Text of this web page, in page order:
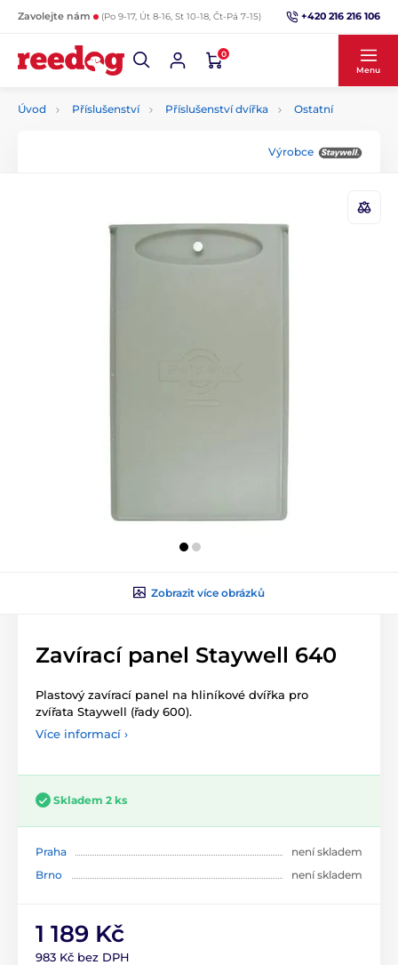
Zavolejte nám (Po 9-17, Út 8-16, St 10-18, Čt-Pá 7-15) +420 216 216 106
0
Menu
Úvod Příslušenství Příslušenství dvířka Ostatní
Výrobce
Zobrazit více obrázků
Zavírací panel Staywell 640
Plastový zavírací panel na hliníkové dvířka pro
zvířata Staywell (řady 600).
Více informací ›
Skladem 2 ks
Praha
není skladem
Brno
není skladem
1 189 Kč
983 Kč bez DPH